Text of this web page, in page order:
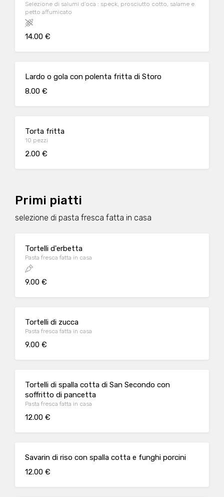
Selezione di salumi d'oca : speck, prosciutto cotto, salame e
petto affumicato
14.00 €
Lardo o gola con polenta fritta di Storo
8.00 €
Torta fritta
10 pezzi
2.00 €
Primi piatti
selezione di pasta fresca fatta in casa
Tortelli d'erbetta
Pasta fresca fatta in casa
9.00 €
Tortelli di zucca
Pasta fresca fatta in casa
9.00 €
Tortelli di spalla cotta di San Secondo con
soffritto di pancetta
Pasta fresca fatta in casa
12.00 €
Savarin di riso con spalla cotta e funghi porcini
12.00 €